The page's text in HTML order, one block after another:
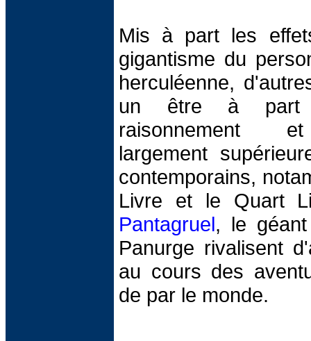
Mis à part les
gigantisme du
herculéenne,
un être à part
raisonnement
largement
contemporains,
Livre et le Quart
Pantagruel, le
Panurge rivalisent
au cours des
de par le monde.